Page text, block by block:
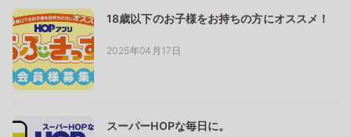
18歳以下のお子様をお持ちの方にオススメ！
2025年04月17日
スーパーHOPな毎日に。